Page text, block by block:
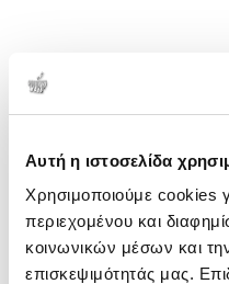
Αυτή η ιστοσελίδα
Χρησιμοποιούμε cookies
περιεχομένου και
κοινωνικών μέσων και
επισκεψιμότητάς μας.